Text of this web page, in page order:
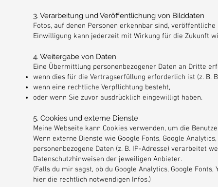
3. Verarbeitung und Veröffentlichung von Bilddaten
Fotos, auf denen Personen erkennbar sind,
Einwilligung kann jederzeit mit Wirkung für die Zukunft
4. Weitergabe von Daten
Eine Übermittlung personenbezogener Daten an Dritte
wenn dies für die Vertragserfüllung erforderlich ist (z. B.
wenn eine rechtliche Verpflichtung besteht,
oder wenn Sie zuvor ausdrücklich eingewilligt haben.
5. Cookies und externe Dienste
Meine Webseite kann Cookies verwenden, um die
Wenn externe Dienste wie Google Fonts, Google
personenbezogene Daten (z. B. IP-Adresse) verarbeitet
Datenschutzhinweisen der jeweiligen Anbieter.
(Falls du mir sagst, ob du Google Analytics, Google
hier die rechtlich notwendigen Infos.)